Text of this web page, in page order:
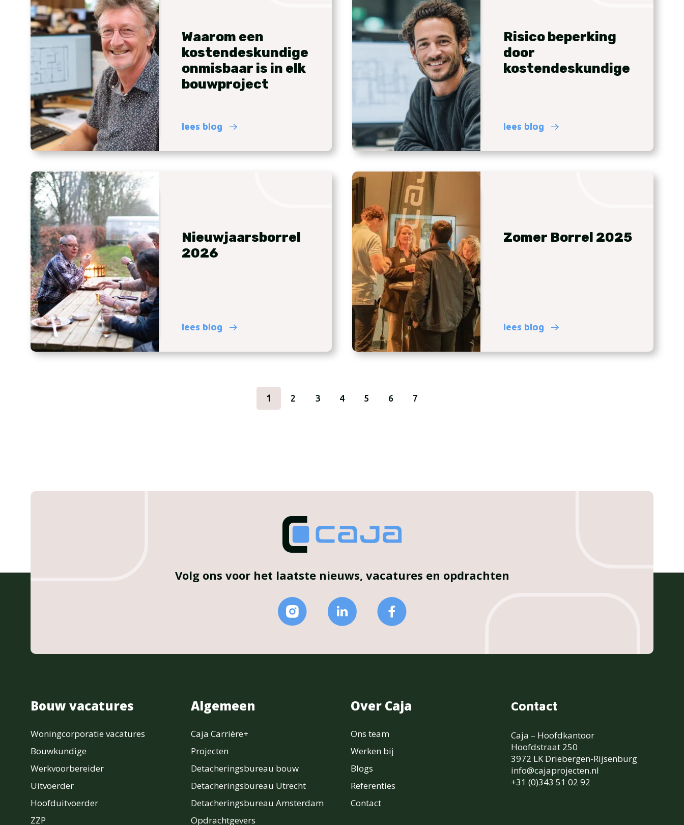
Waarom een
kostendeskundige
onmisbaar is in elk
bouwproject
lees blog
Risico beperking
door
kostendeskundige
lees blog
Nieuwjaarsborrel
2026
lees blog
Zomer Borrel 2025
lees blog
1 2 3 4 5 6 7
Volg ons voor het laatste nieuws, vacatures en opdrachten
Bouw vacatures
Woningcorporatie vacatures
Bouwkundige
Werkvoorbereider
Uitvoerder
Hoofduitvoerder
ZZP
Algemeen
Caja Carrière+
Projecten
Detacheringsbureau bouw
Detacheringsbureau Utrecht
Detacheringsbureau Amsterdam
Opdrachtgevers
Over Caja
Ons team
Werken bij
Blogs
Referenties
Contact
Contact
Caja – Hoofdkantoor
Hoofdstraat 250
3972 LK Driebergen-Rijsenburg
info@cajaprojecten.nl
+31 (0)343 51 02 92